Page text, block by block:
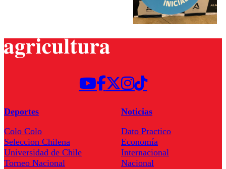
Deportes
Colo Colo
Seleccion Chilena
Universidad de Chile
Torneo Nacional
Noticias
Dato Practico
Economía
Internacional
Nacional